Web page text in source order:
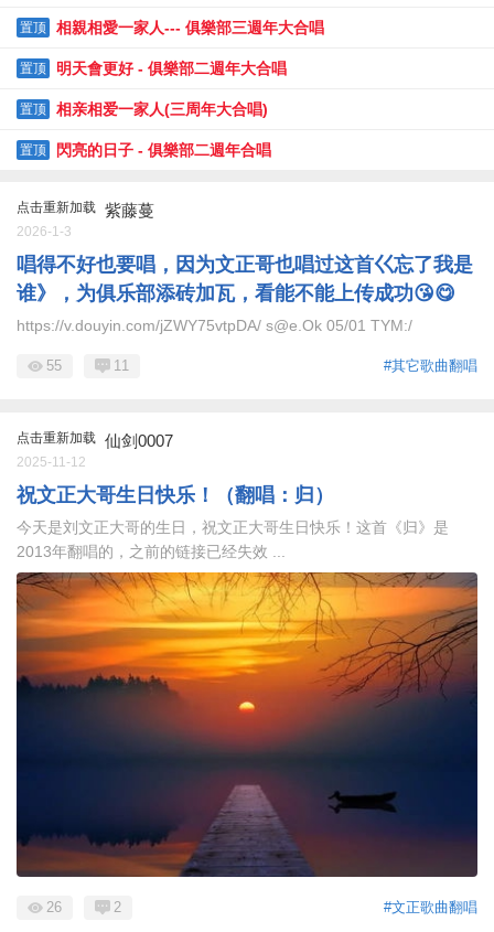
置顶 相親相愛一家人--- 俱樂部三週年大合唱
置顶 明天會更好 - 俱樂部二週年大合唱
置顶 相亲相爱一家人(三周年大合唱)
置顶 閃亮的日子 - 俱樂部二週年合唱
点击重新加载 紫藤蔓
2026-1-3
唱得不好也要唱，因为文正哥也唱过这首巜忘了我是
谁》，为俱乐部添砖加瓦，看能不能上传成功😘😋
https://v.douyin.com/jZWY75vtpDA/ s@e.Ok 05/01 TYM:/
#其它歌曲翻唱
55 11
点击重新加载 仙剑0007
2025-11-12
祝文正大哥生日快乐！（翻唱：归）
今天是刘文正大哥的生日，祝文正大哥生日快乐！这首《归》是
2013年翻唱的，之前的链接已经失效 ...
#文正歌曲翻唱
26 2